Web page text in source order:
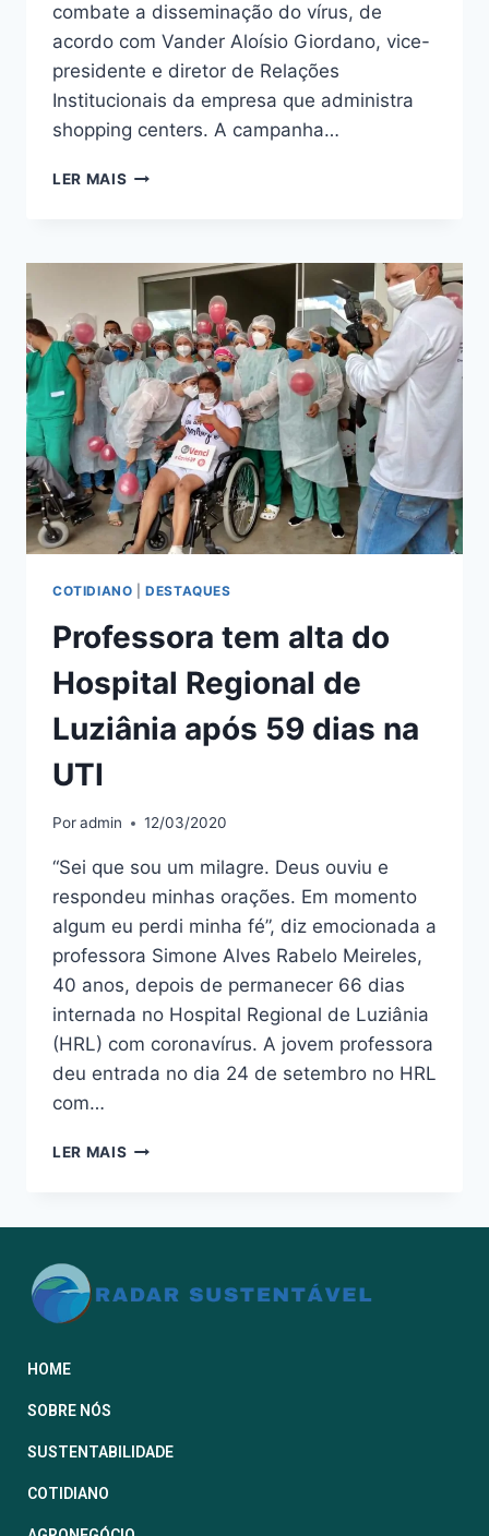
combate a disseminação do vírus, de
acordo com Vander Aloísio Giordano, vice-
presidente e diretor de Relações
Institucionais da empresa que administra
shopping centers. A campanha…
LER MAIS
COTIDIANO |DESTAQUES
Professora tem alta do
Hospital Regional de
Luziânia após 59 dias na
UTI
Poradmin 12/03/2020
“Sei que sou um milagre. Deus ouviu e
respondeu minhas orações. Em momento
algum eu perdi minha fé”, diz emocionada a
professora Simone Alves Rabelo Meireles,
40 anos, depois de permanecer 66 dias
internada no Hospital Regional de Luziânia
(HRL) com coronavírus. A jovem professora
deu entrada no dia 24 de setembro no HRL
com…
LER MAIS
HOME
SOBRE NÓS
SUSTENTABILIDADE
COTIDIANO